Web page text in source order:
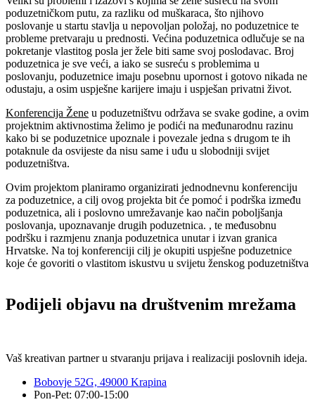
poduzetničkom putu, za razliku od muškaraca, što njihovo
poslovanje u startu stavlja u nepovoljan položaj, no poduzetnice te
probleme pretvaraju u prednosti. Većina poduzetnica odlučuje se na
pokretanje vlastitog posla jer žele biti same svoj poslodavac. Broj
poduzetnica je sve veći, a iako se susreću s problemima u
poslovanju, poduzetnice imaju posebnu upornost i gotovo nikada ne
odustaju, a osim uspješne karijere imaju i uspješan privatni život.
Konferencija Žene u poduzetništvu održava se svake godine, a ovim
projektnim aktivnostima želimo je podići na međunarodnu razinu
kako bi se poduzetnice upoznale i povezale jedna s drugom te ih
potaknule da osvijeste da nisu same i uđu u slobodniji svijet
poduzetništva.
Ovim projektom planiramo organizirati jednodnevnu konferenciju
za poduzetnice, a cilj ovog projekta bit će pomoć i podrška između
poduzetnica, ali i poslovno umrežavanje kao način poboljšanja
poslovanja, upoznavanje drugih poduzetnica. , te međusobnu
podršku i razmjenu znanja poduzetnica unutar i izvan granica
Hrvatske. Na toj konferenciji cilj je okupiti uspješne poduzetnice
koje će govoriti o vlastitom iskustvu u svijetu ženskog poduzetništva
Podijeli objavu na društvenim mrežama
Vaš kreativan partner u stvaranju prijava i realizaciji poslovnih ideja.
Bobovje 52G, 49000 Krapina
Pon-Pet: 07:00-15:00